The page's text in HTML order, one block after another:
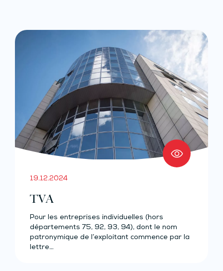
19.12.2024
TVA
Pour les entreprises individuelles (hors
départements 75, 92, 93, 94), dont le nom
patronymique de l’exploitant commence par la
lettre…